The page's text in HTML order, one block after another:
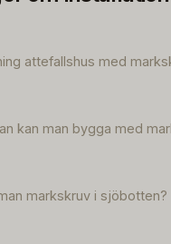
attefallshus med
kan man bygga med
markskruv i sjöbotten?